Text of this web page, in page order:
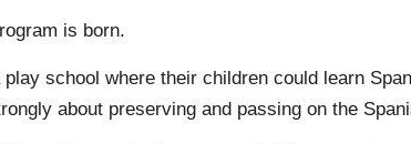
is born.
school where their children could learn
about preserving and passing on the